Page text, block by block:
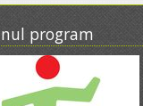
program